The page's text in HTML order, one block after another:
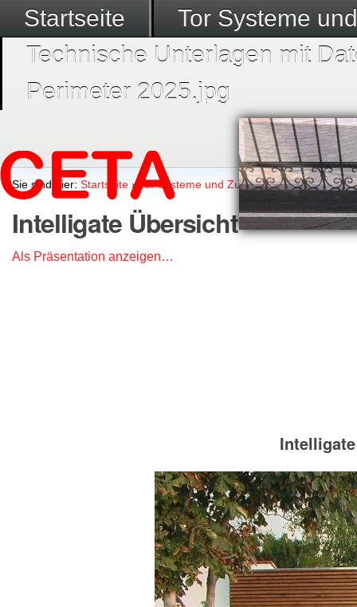
Startseite
Tor Systeme
Technische Unterlagen mit
Perimeter 2025.jpg
Sie sind hier: Startseite › Tor Systeme und Zubehör ›Intelligate
Intelligate Übersicht
Als Präsentation anzeigen…